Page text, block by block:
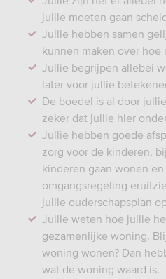
jullie moeten gaan
Jullie hebben samen
kunnen maken over hoe
Jullie begrijpen allebei
later voor jullie
De boedel is al door
zeker dat jullie hier
Jullie hebben goede
zorg voor de kinderen,
kinderen gaan wonen
omgangsregeling
jullie ouderschapsplan
Jullie weten hoe jullie
gezamenlijke woning.
woning wonen? Dan
wat de woning waard is.